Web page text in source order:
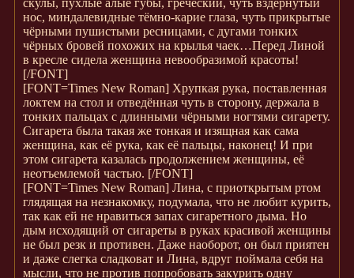
нос, миндалевидные тёмно-карие глаза, чуть прикрытые
чёрными пушистыми ресницами, с дугами тонких
чёрных бровей похожих на крылья чаек…Перед Линой
в кресле сидела женщина невообразимой красоты!
[/FONT]
[FONT=Times New Roman] Хрупкая рука, поставленная
локтем на стол и отведённая чуть в сторону, держала в
тонких пальцах с длинными чёрными ногтями сигарету.
Сигарета была такая же тонкая и изящная как сама
женщина, как её рука, как её пальцы, наконец! И при
этом сигарета казалась продолжением женщины, её
неотъемлемой частью. [/FONT]
[FONT=Times New Roman] Лина, с приоткрытым ртом
глядящая на незнакомку, подумала, что не любит курить,
так как ей не нравиться запах сигаретного дыма. Но
дым исходящий от сигареты в руках красивой женщины
не был резк и противен. Даже наоборот, он был приятен
и даже слегка сладковат и Лина, вдруг поймала себя на
мысли, что не против попробовать закурить одну